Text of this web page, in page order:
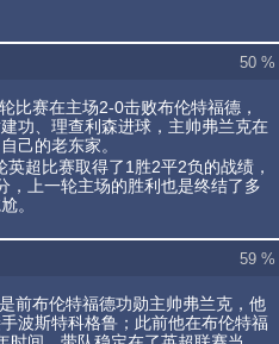
50 %
比赛在主场2-0击败布伦特福德，
功、理查利森进球，主帅弗兰克在
己的老东家。
英超比赛取得了1胜2平2负的战绩，
，上一轮主场的胜利也是终结了多
。
59 %
前布伦特福德功勋主帅弗兰克，他
波斯特科格鲁；此前他在布伦特福